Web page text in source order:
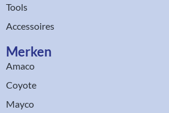
Tools
Accessoires
Merken
Amaco
Coyote
Mayco